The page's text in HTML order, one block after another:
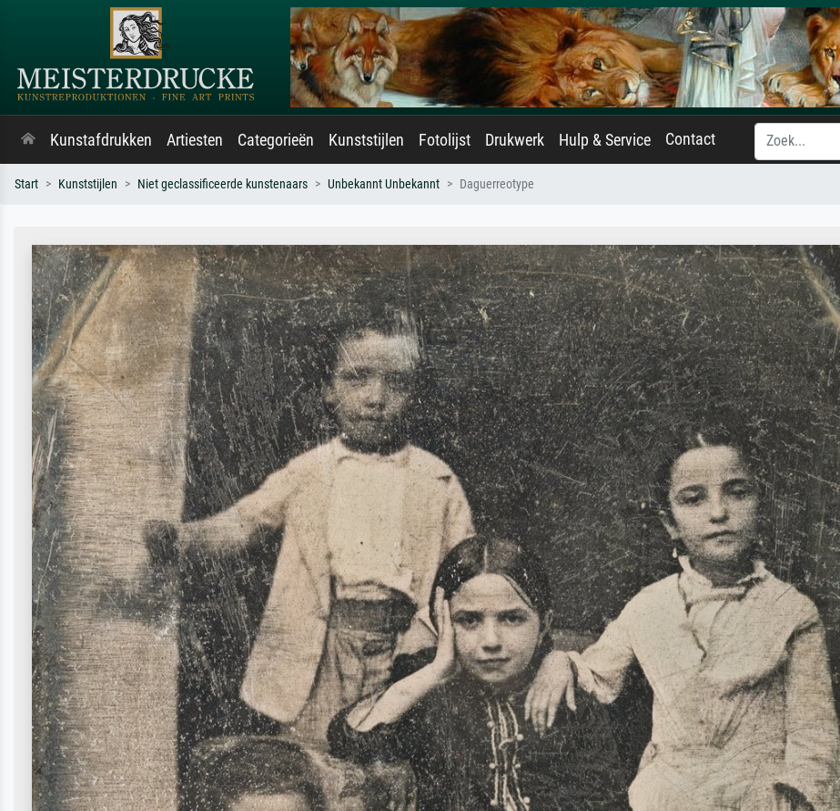
Kunstafdrukken Artiesten Categorieën Kunststijlen Fotolijst Drukwerk Hulp & Service Contact
Start Kunststijlen Niet geclassificeerde kunstenaars Unbekannt Unbekannt Daguerreotype